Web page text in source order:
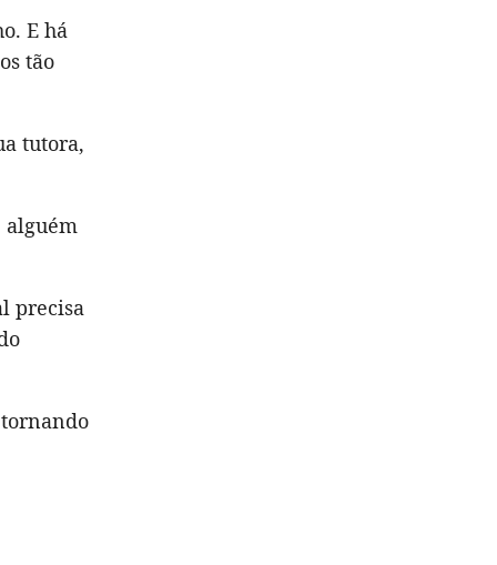
E há
tão
tutora,
alguém
precisa